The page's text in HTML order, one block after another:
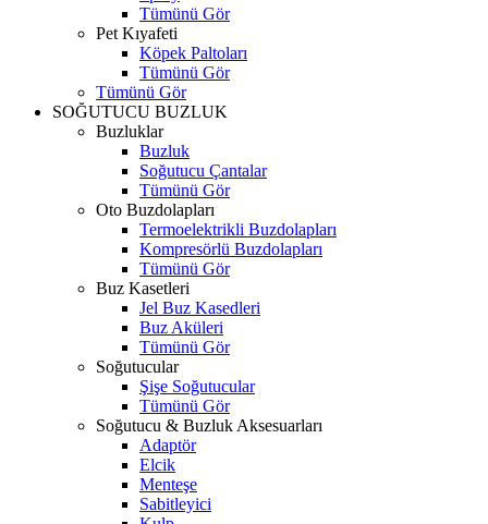
Tümünü Gör
Pet Kıyafeti
Köpek Paltoları
Tümünü Gör
Tümünü Gör
SOĞUTUCU BUZLUK
Buzluklar
Buzluk
Soğutucu Çantalar
Tümünü Gör
Oto Buzdolapları
Termoelektrikli Buzdolapları
Kompresörlü Buzdolapları
Tümünü Gör
Buz Kasetleri
Jel Buz Kasedleri
Buz Aküleri
Tümünü Gör
Soğutucular
Şişe Soğutucular
Tümünü Gör
Soğutucu & Buzluk Aksesuarları
Adaptör
Elcik
Menteşe
Sabitleyici